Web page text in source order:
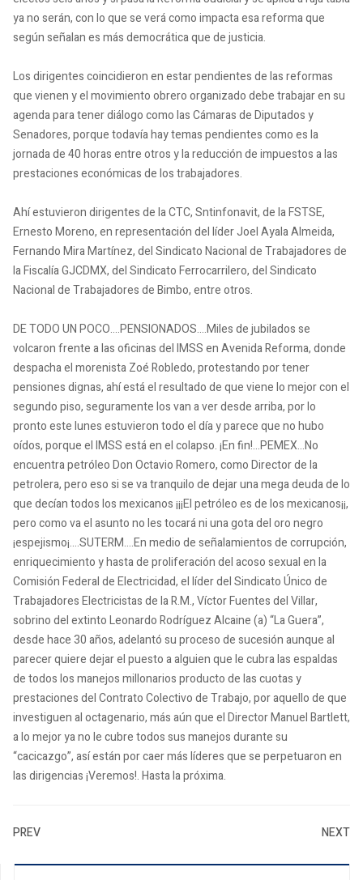
ya no serán, con lo que se verá como impacta esa reforma que
según señalan es más democrática que de justicia.
Los dirigentes coincidieron en estar pendientes de las reformas
que vienen y el movimiento obrero organizado debe trabajar en su
agenda para tener diálogo como las Cámaras de Diputados y
Senadores, porque todavía hay temas pendientes como es la
jornada de 40 horas entre otros y la reducción de impuestos a las
prestaciones económicas de los trabajadores.
Ahí estuvieron dirigentes de la CTC, Sntinfonavit, de la FSTSE,
Ernesto Moreno, en representación del líder Joel Ayala Almeida,
Fernando Mira Martínez, del Sindicato Nacional de Trabajadores de
la Fiscalía GJCDMX, del Sindicato Ferrocarrilero, del Sindicato
Nacional de Trabajadores de Bimbo, entre otros.
DE TODO UN POCO….PENSIONADOS….Miles de jubilados se
volcaron frente a las oficinas del IMSS en Avenida Reforma, donde
despacha el morenista Zoé Robledo, protestando por tener
pensiones dignas, ahí está el resultado de que viene lo mejor con el
segundo piso, seguramente los van a ver desde arriba, por lo
pronto este lunes estuvieron todo el día y parece que no hubo
oídos, porque el IMSS está en el colapso. ¡En fin!...PEMEX…No
encuentra petróleo Don Octavio Romero, como Director de la
petrolera, pero eso si se va tranquilo de dejar una mega deuda de lo
que decían todos los mexicanos ¡¡¡El petróleo es de los mexicanos¡¡,
pero como va el asunto no les tocará ni una gota del oro negro
¡espejismo¡….SUTERM….En medio de señalamientos de corrupción,
enriquecimiento y hasta de proliferación del acoso sexual en la
Comisión Federal de Electricidad, el líder del Sindicato Único de
Trabajadores Electricistas de la R.M., Víctor Fuentes del Villar,
sobrino del extinto Leonardo Rodríguez Alcaine (a) “La Guera”,
desde hace 30 años, adelantó su proceso de sucesión aunque al
parecer quiere dejar el puesto a alguien que le cubra las espaldas
de todos los manejos millonarios producto de las cuotas y
prestaciones del Contrato Colectivo de Trabajo, por aquello de que
investiguen al octagenario, más aún que el Director Manuel Bartlett,
a lo mejor ya no le cubre todos sus manejos durante su
“cacicazgo”, así están por caer más líderes que se perpetuaron en
las dirigencias ¡Veremos!. Hasta la próxima.
PREV NEXT